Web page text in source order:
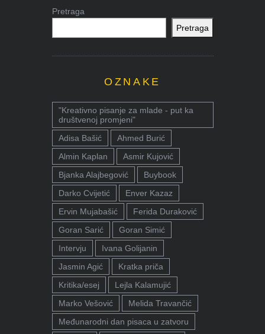
Pretraga
Pretraga
OZNAKE
"Kreativno pisanje za mlade - put ka
društvenoj promjeni"
Adisa Bašić
Ahmed Burić
Almin Kaplan
Asmir Kujović
Bjanka Alajbegović
Buybook
Darko Cvijetić
Enver Kazaz
Ervin Mujabašić
Ferida Duraković
Goran Sarić
Goran Simić
Intervju
Ivana Golijanin
Jasmin Agić
Kratka priča
Kritika/esej
Lejla Kalamujić
Marko Vešović
Melida Travančić
Međunarodni dan pisaca u zatvoru